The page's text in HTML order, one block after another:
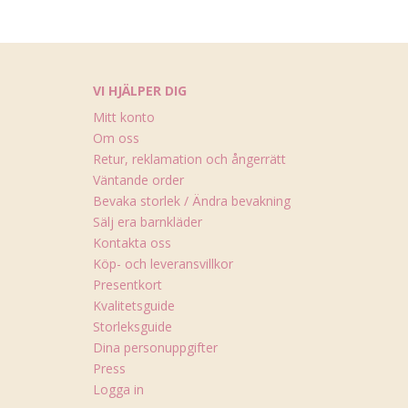
VI HJÄLPER DIG
Mitt konto
Om oss
Retur, reklamation och ångerrätt
Väntande order
Bevaka storlek / Ändra bevakning
Sälj era barnkläder
Kontakta oss
Köp- och leveransvillkor
Presentkort
Kvalitetsguide
Storleksguide
Dina personuppgifter
Press
Logga in